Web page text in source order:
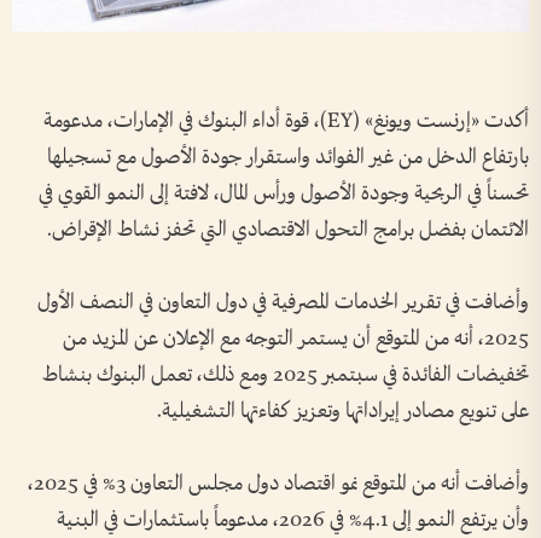
أكدت «إرنست ويونغ» (EY)، قوة أداء البنوك في الإمارات، مدعومة
بارتفاع الدخل من غير الفوائد واستقرار جودة الأصول مع تسجيلها
تحسناً في الربحية وجودة الأصول ورأس المال، لافتة إلى النمو القوي في
الائتمان بفضل برامج التحول الاقتصادي التي تحفز نشاط الإقراض.
وأضافت في تقرير الخدمات المصرفية في دول التعاون في النصف الأول
2025، أنه من المتوقع أن يستمر التوجه مع الإعلان عن المزيد من
تخفيضات الفائدة في سبتمبر 2025 ومع ذلك، تعمل البنوك بنشاط
على تنويع مصادر إيراداتها وتعزيز كفاءتها التشغيلية.
وأضافت أنه من المتوقع نمو اقتصاد دول مجلس التعاون 3% في 2025،
وأن يرتفع النمو إلى 4.1% في 2026، مدعوماً باستثمارات في البنية